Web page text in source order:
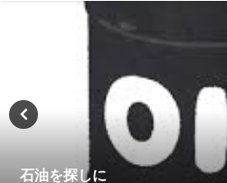
石油を探しに